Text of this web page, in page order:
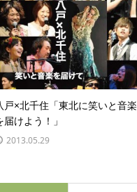
戸×北千住「東北に笑いと音楽
届けよう！」
2013.05.29